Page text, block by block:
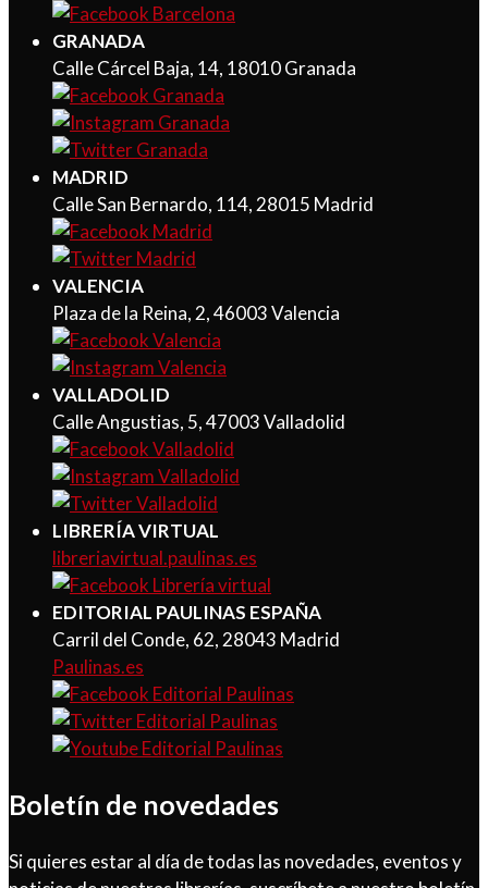
GRANADA
Calle Cárcel Baja, 14, 18010 Granada
MADRID
Calle San Bernardo, 114, 28015 Madrid
VALENCIA
Plaza de la Reina, 2, 46003 Valencia
VALLADOLID
Calle Angustias, 5, 47003 Valladolid
LIBRERÍA VIRTUAL
libreriavirtual.paulinas.es
EDITORIAL PAULINAS ESPAÑA
Carril del Conde, 62, 28043 Madrid
Paulinas.es
Boletín de novedades
Si quieres estar al día de todas las novedades, eventos y